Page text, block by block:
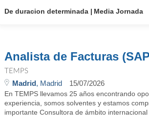
De duracion determinada
Media Jornada
Analista de Facturas
TEMPS
Madrid, Madrid 15/07/2026
En TEMPS llevamos 25 años encontrando
experiencia, somos solventes y estamos
importante Consultora de ámbito